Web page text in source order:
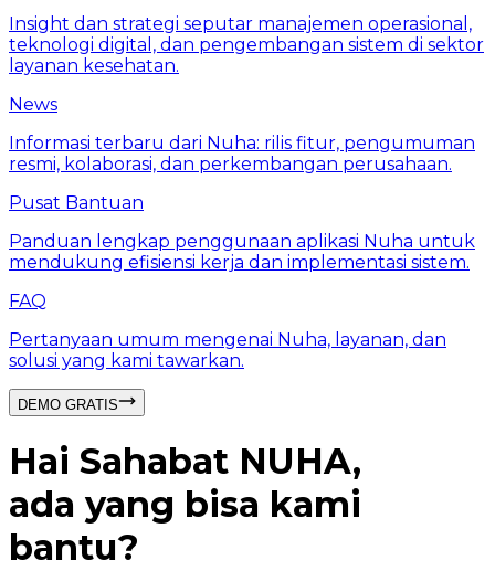
Insight dan strategi seputar manajemen operasional,
teknologi digital, dan pengembangan sistem di sektor
layanan kesehatan.
News
Informasi terbaru dari Nuha: rilis fitur, pengumuman
resmi, kolaborasi, dan perkembangan perusahaan.
Pusat Bantuan
Panduan lengkap penggunaan aplikasi Nuha untuk
mendukung efisiensi kerja dan implementasi sistem.
FAQ
Pertanyaan umum mengenai Nuha, layanan, dan
solusi yang kami tawarkan.
DEMO GRATIS
Hai Sahabat NUHA,
ada yang bisa kami
bantu?